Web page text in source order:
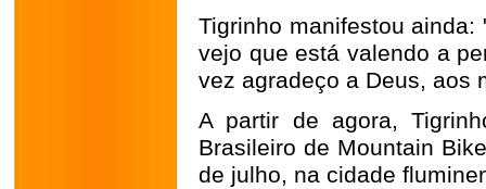
Tigrinho manifestou
vejo que está valendo a
vez agradeço a Deus, aos
A partir de agora,
Brasileiro de Mountain
de julho, na cidade